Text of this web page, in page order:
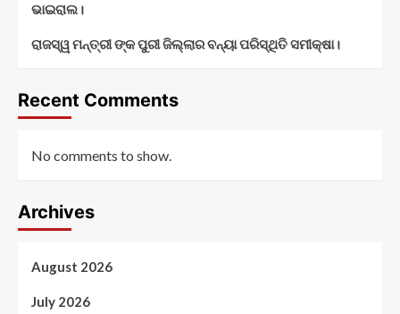
ଭାଇରାଲ।
ରାଜସ୍ୱ ମନ୍ତ୍ରୀ ଙ୍କ ପୁରୀ ଜିଲ୍ଲାର ବନ୍ୟା ପରିସ୍ଥିତି ସମୀକ୍ଷା।
Recent Comments
No comments to show.
Archives
August 2026
July 2026